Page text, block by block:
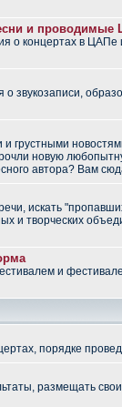
и
о концертах в ЦАПе
звукозаписи,
грустными
новую
автора? Вам
искать
и творческих
и
порядке
размещать